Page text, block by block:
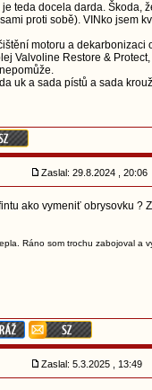
je teda docela darda. Škoda,
proti sobě). VINko jsem
motoru a
Valvoline Restore &
uk a sada pístů a sada
Zaslal: 29.8.2024 , 20:06
ako vymeniť obrysovku ?
Ráno som trochu zabojoval a
Zaslal: 5.3.2025 , 13:49